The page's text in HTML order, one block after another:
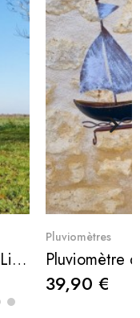
Pluviomètre Original Décoratif Libellule en Inox Forgé H134 cm
Pluviomètres
39,90 €